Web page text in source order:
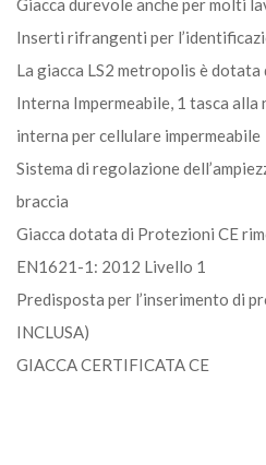
Giacca durevole anche per molti
Inserti rifrangenti per
La giacca LS2 metropolis è dotata
Interna Impermeabile, 1 tasca
interna per cellulare impermeabile
Sistema di regolazione
braccia
Giacca dotata di Protezioni CE
EN1621-1: 2012 Livello 1
Predisposta per l’inserimento di
INCLUSA)
GIACCA CERTIFICATA CE